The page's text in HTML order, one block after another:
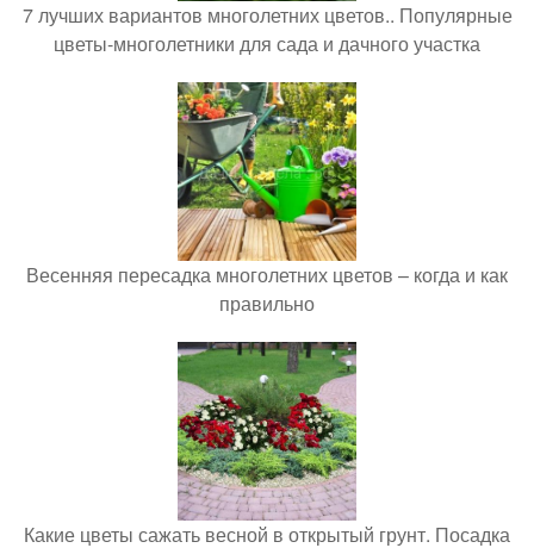
7 лучших вариантов многолетних цветов.. Популярные
цветы-многолетники для сада и дачного участка
Весенняя пересадка многолетних цветов – когда и как
правильно
Какие цветы сажать весной в открытый грунт. Посадка